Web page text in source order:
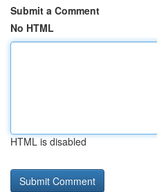
Submit a Comment
No HTML
HTML is disabled